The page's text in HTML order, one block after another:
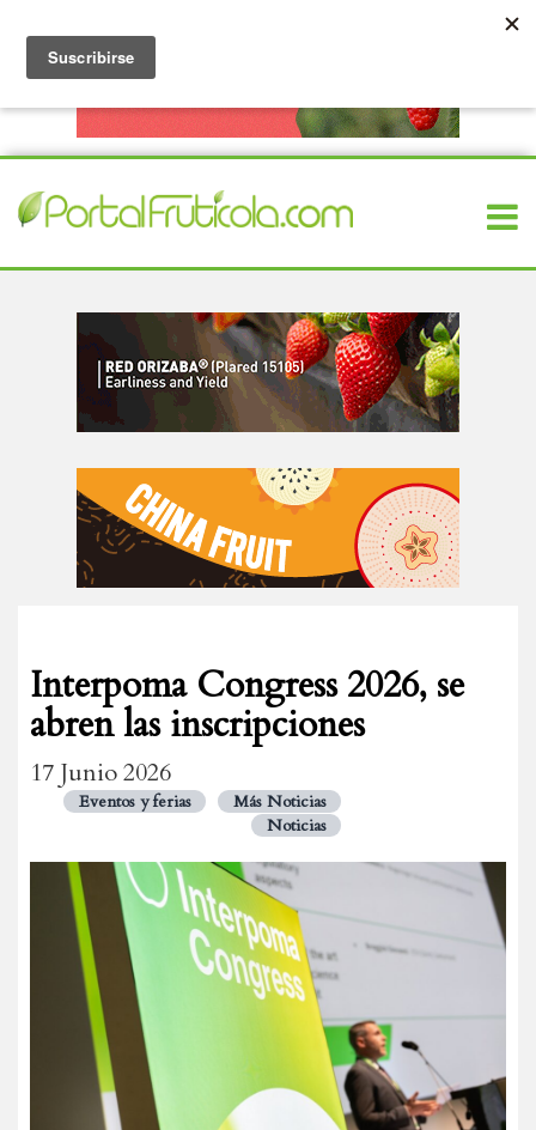
Interpoma Congress 2026, se
abren las inscripciones
17 Junio 2026
Eventos y ferias
Más Noticias
Noticias